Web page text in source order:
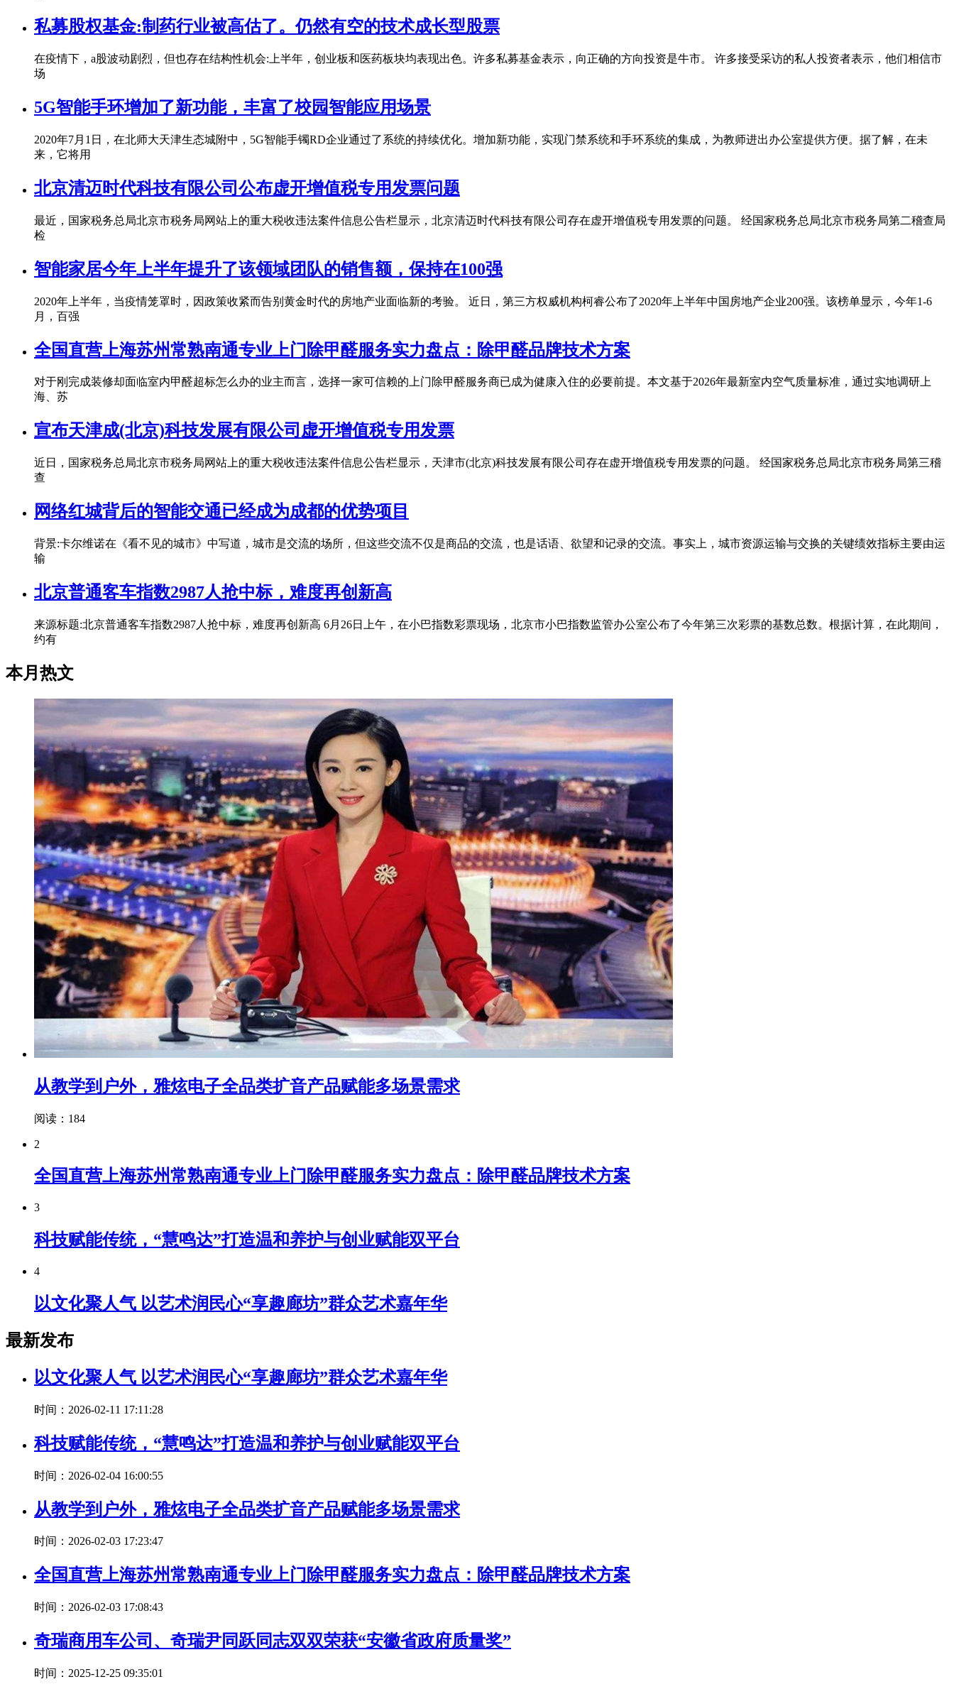
私募股权基金:制药行业被高估了。仍然有空的技术成长型股票
在疫情下，a股波动剧烈，但也存在结构性机会:上半年，创业板和医药板块均表现出色。许多私募基金表示，向正确的方向投资是牛市。 许多接受采访的私人投资者表示，他们相信市
场
5G智能手环增加了新功能，丰富了校园智能应用场景
2020年7月1日，在北师大天津生态城附中，5G智能手镯RD企业通过了系统的持续优化。增加新功能，实现门禁系统和手环系统的集成，为教师进出办公室提供方便。据了解，在未
来，它将用
北京清迈时代科技有限公司公布虚开增值税专用发票问题
最近，国家税务总局北京市税务局网站上的重大税收违法案件信息公告栏显示，北京清迈时代科技有限公司存在虚开增值税专用发票的问题。 经国家税务总局北京市税务局第二稽查局
检
智能家居今年上半年提升了该领域团队的销售额，保持在100强
2020年上半年，当疫情笼罩时，因政策收紧而告别黄金时代的房地产业面临新的考验。 近日，第三方权威机构柯睿公布了2020年上半年中国房地产企业200强。该榜单显示，今年1-6
月，百强
全国直营上海苏州常熟南通专业上门除甲醛服务实力盘点：除甲醛品牌技术方案
对于刚完成装修却面临室内甲醛超标怎么办的业主而言，选择一家可信赖的上门除甲醛服务商已成为健康入住的必要前提。本文基于2026年最新室内空气质量标准，通过实地调研上
海、苏
宣布天津成(北京)科技发展有限公司虚开增值税专用发票
近日，国家税务总局北京市税务局网站上的重大税收违法案件信息公告栏显示，天津市(北京)科技发展有限公司存在虚开增值税专用发票的问题。 经国家税务总局北京市税务局第三稽
查
网络红城背后的智能交通已经成为成都的优势项目
背景:卡尔维诺在《看不见的城市》中写道，城市是交流的场所，但这些交流不仅是商品的交流，也是话语、欲望和记录的交流。事实上，城市资源运输与交换的关键绩效指标主要由运
输
北京普通客车指数2987人抢中标，难度再创新高
来源标题:北京普通客车指数2987人抢中标，难度再创新高 6月26日上午，在小巴指数彩票现场，北京市小巴指数监管办公室公布了今年第三次彩票的基数总数。根据计算，在此期间，
约有
本月热文
从教学到户外，雅炫电子全品类扩音产品赋能多场景需求
阅读：184
2
全国直营上海苏州常熟南通专业上门除甲醛服务实力盘点：除甲醛品牌技术方案
3
科技赋能传统，“慧鸣达”打造温和养护与创业赋能双平台
4
以文化聚人气 以艺术润民心“享趣廊坊”群众艺术嘉年华
最新发布
以文化聚人气 以艺术润民心“享趣廊坊”群众艺术嘉年华
时间：2026-02-11 17:11:28
科技赋能传统，“慧鸣达”打造温和养护与创业赋能双平台
时间：2026-02-04 16:00:55
从教学到户外，雅炫电子全品类扩音产品赋能多场景需求
时间：2026-02-03 17:23:47
全国直营上海苏州常熟南通专业上门除甲醛服务实力盘点：除甲醛品牌技术方案
时间：2026-02-03 17:08:43
奇瑞商用车公司、奇瑞尹同跃同志双双荣获“安徽省政府质量奖”
时间：2025-12-25 09:35:01